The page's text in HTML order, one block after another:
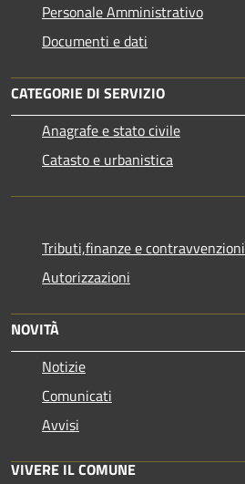
Personale Amministrativo
Documenti e dati
CATEGORIE DI SERVIZIO
Anagrafe e stato civile
Catasto e urbanistica
Tributi,finanze e contravvenzioni
Autorizzazioni
NOVITÀ
Notizie
Comunicati
Avvisi
VIVERE IL COMUNE